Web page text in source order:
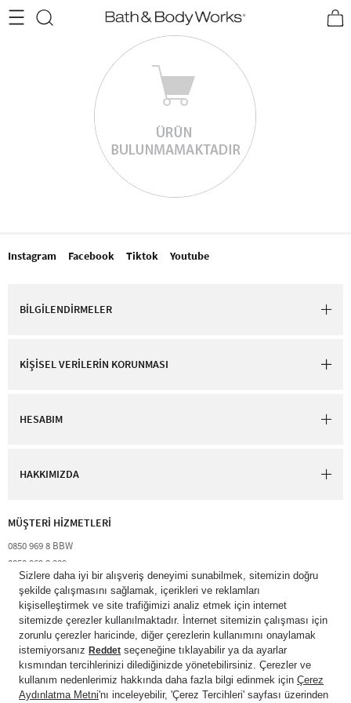
•2200₺ ve Üzeri Kargo Ücretsiz!• *Promosyon Detayları
Instagram Facebook Tiktok Youtube
BİLGİLENDİRMELER
KİŞİSEL VERİLERİN KORUNMASI
HESABIM
HAKKIMIZDA
MÜŞTERİ HİZMETLERİ​
0850 969 8 BBW​
0850 969 8 229​​
destek@bathandbodyworks.com.tr
Resmi tatiller hariç hafta içi 09:00 – 18:00 saatleri arası​
© 2026 Bath & Body Works Direct Inc. Shaya Mağazacılık A.Ş. Franchise
lisansı aracılığıyla işletilen ticari markasıdır. Her hakkı saklıdır.